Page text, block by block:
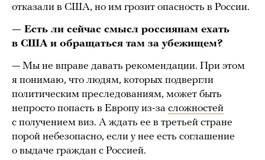
отказали в США, но им грозит опасность в России.
— Есть ли сейчас смысл россиянам ехать
в США и обращаться там за убежищем?
— Мы не вправе давать рекомендации. При этом
я понимаю, что людям, которых подвергли
политическим преследованиям, может быть
непросто попасть в Европу из-за сложностей
с получением виз. А ждать ее в третьей стране
порой небезопасно, если у нее есть соглашение
о выдаче граждан с Россией.